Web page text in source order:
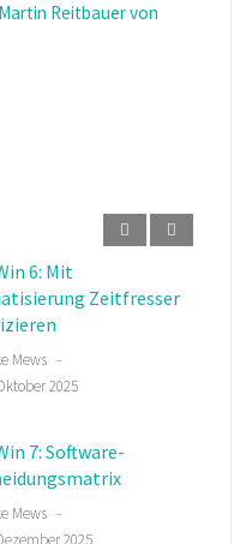
Reitbauer von
7: Software-
Mews
2025
4: Retrospektive
Methode
Mews
2025